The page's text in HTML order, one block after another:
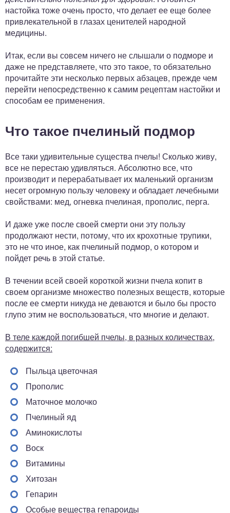
настойка тоже очень просто, что делает ее еще более
привлекательной в глазах ценителей народной
медицины.
Итак, если вы совсем ничего не слышали о подморе и
даже не представляете, что это такое, то обязательно
прочитайте эти несколько первых абзацев, прежде чем
перейти непосредственно к самим рецептам настойки и
способам ее применения.
Что такое пчелиный подмор
Все таки удивительные существа пчелы! Сколько живу,
все не перестаю удивляться. Абсолютно все, что
производит и перерабатывает их маленький организм
несет огромную пользу человеку и обладает лечебными
свойствами: мед, огневка пчелиная, прополис, перга.
И даже уже после своей смерти они эту пользу
продолжают нести, потому, что их крохотные трупики,
это не что иное, как пчелиный подмор, о котором и
пойдет речь в этой статье.
В течении всей своей короткой жизни пчела копит в
своем организме множество полезных веществ, которые
после ее смерти никуда не деваются и было бы просто
глупо этим не воспользоваться, что многие и делают.
В теле каждой погибшей пчелы, в разных количествах,
содержится:
Пыльца цветочная
Прополис
Маточное молочко
Пчелиный яд
Аминокислоты
Воск
Витамины
Хитозан
Гепарин
Особые вещества гепароиды